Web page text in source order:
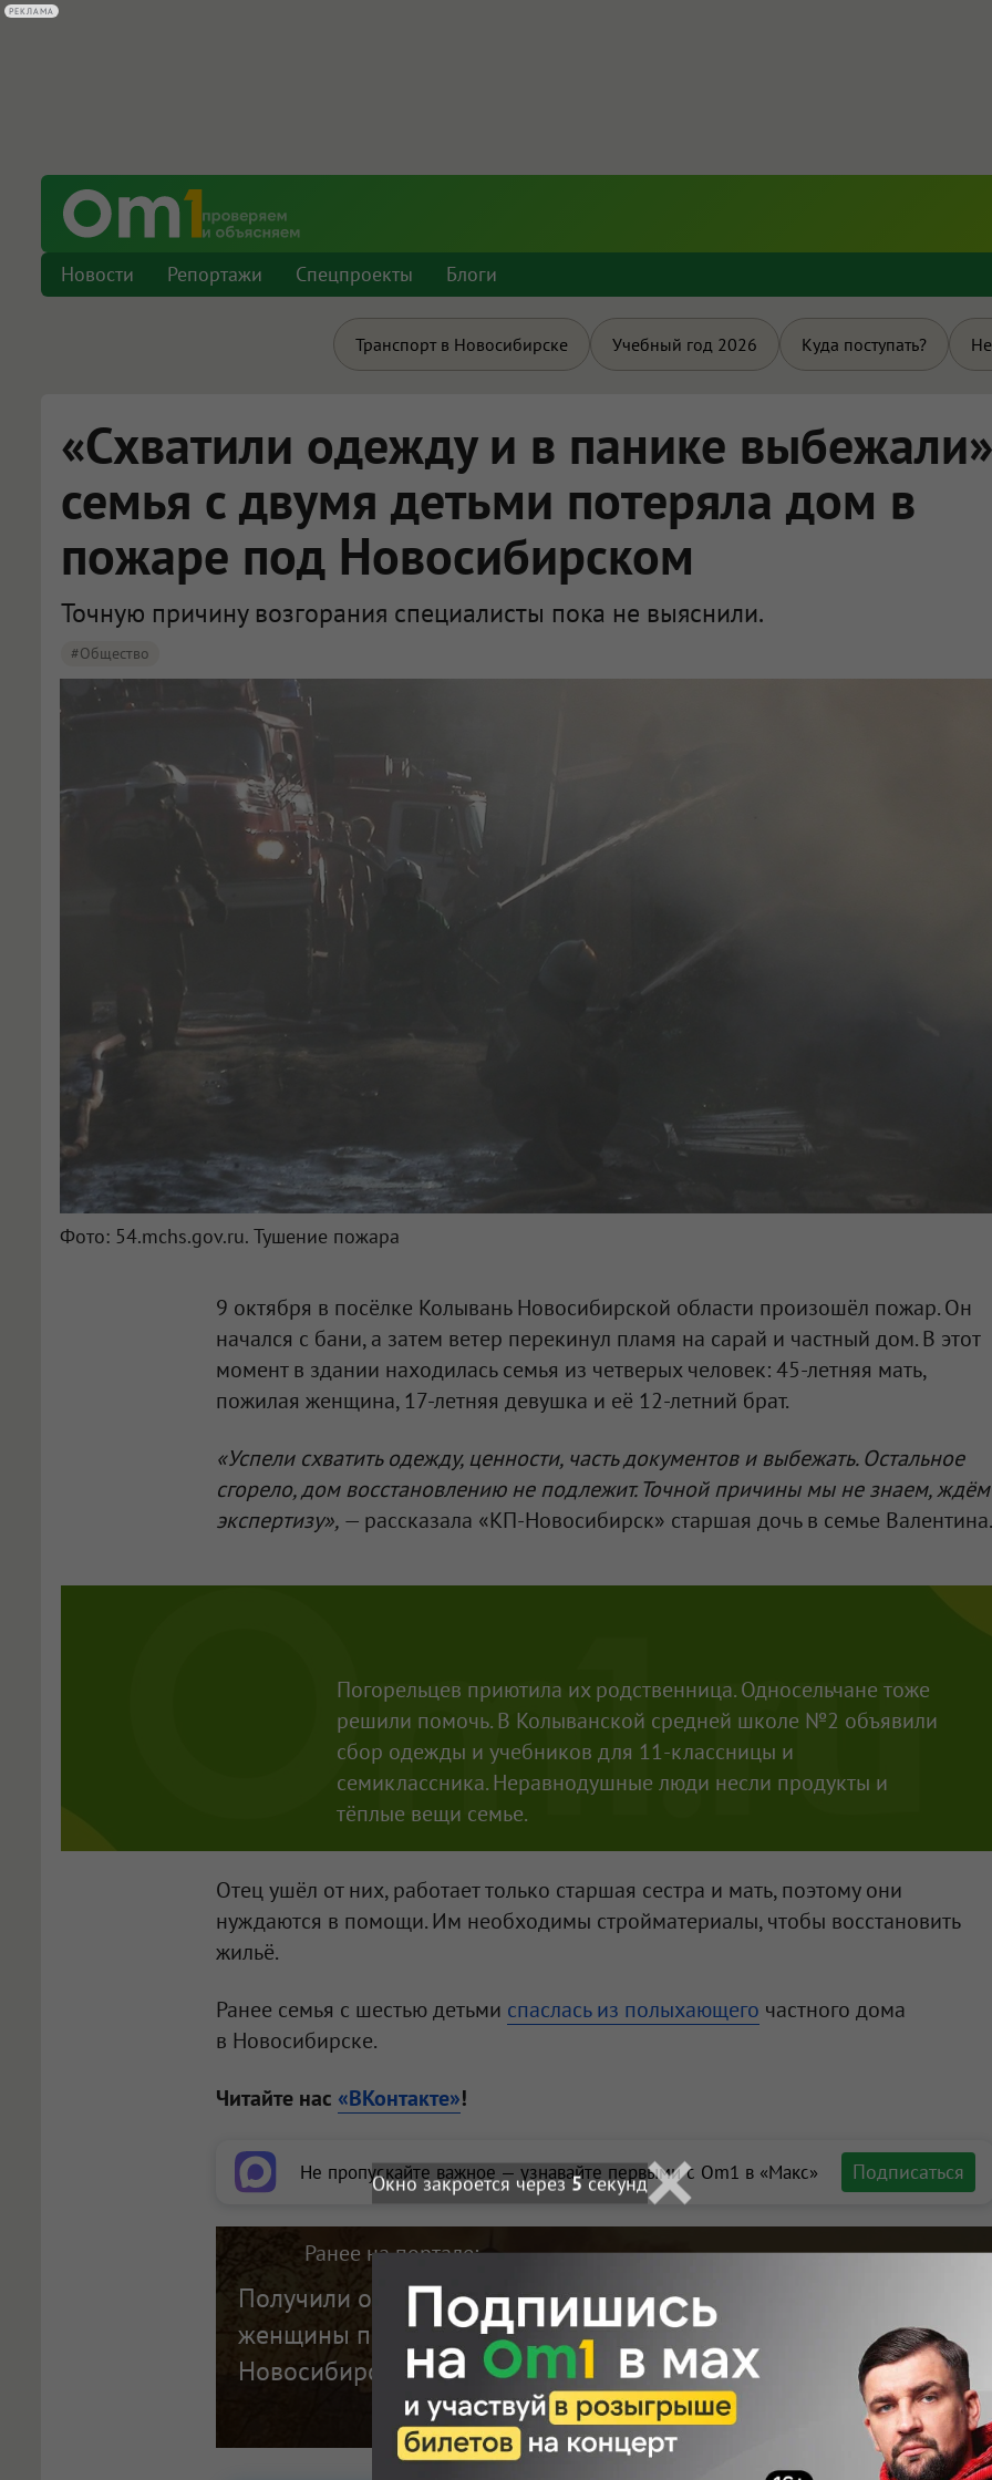
Новости Репортажи Спецпроекты Блоги
Транспорт в Новосибирске Учебный год 2026 Куда поступать?
«Схватили одежду и в панике
семья с двумя детьми потеряла дом в
пожаре под Новосибирском
Точную причину возгорания специалисты пока не выяснили.
#Общество
Фото: 54.mchs.gov.ru. Тушение пожара
9 октября в посёлке Колывань Новосибирской области произошёл пожар. Он
начался с бани, а затем ветер перекинул пламя на сарай и частный дом. В этот
момент в здании находилась семья из четверых человек: 45-летняя мать,
пожилая женщина, 17-летняя девушка и её 12-летний брат.
«Успели схватить одежду, ценности, часть документов и выбежать. Остальное
сгорело, дом восстановлению не подлежит. Точной причины мы не знаем, ждём
экспертизу», — рассказала «КП-Новосибирск» старшая дочь в семье Валентина.
Погорельцев приютила их родственница. Односельчане тоже
решили помочь. В Колыванской средней школе №2 объявили
сбор одежды и учебников для 11-классницы и
семиклассника. Неравнодушные люди несли продукты и
тёплые вещи семье.
Отец ушёл от них, работает только старшая сестра и мать, поэтому они
нуждаются в помощи. Им необходимы стройматериалы, чтобы восстановить
жильё.
Ранее семья с шестью детьми спаслась из полыхающего частного дома
в Новосибирске.
Читайте нас «ВКонтакте»!
Не пропускайте важное — узнавайте первыми с Om1 в «Макс» Подписаться
Ранее на портале:
Получили ожоги и раны: две
женщины пострадали в пожаре в
Новосибирске. ФОТО
Окно закроется через3секунд
РЕКЛАМА